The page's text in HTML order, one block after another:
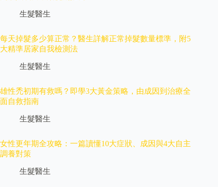
生髮醫生
每天掉髮多少算正常？醫生詳解正常掉髮數量標準，附5
大精準居家自我檢測法
生髮醫生
雄性禿初期有救嗎？即學3大黃金策略，由成因到治療全
面自救指南
生髮醫生
女性更年期全攻略：一篇讀懂10大症狀、成因與4大自主
調養對策
生髮醫生